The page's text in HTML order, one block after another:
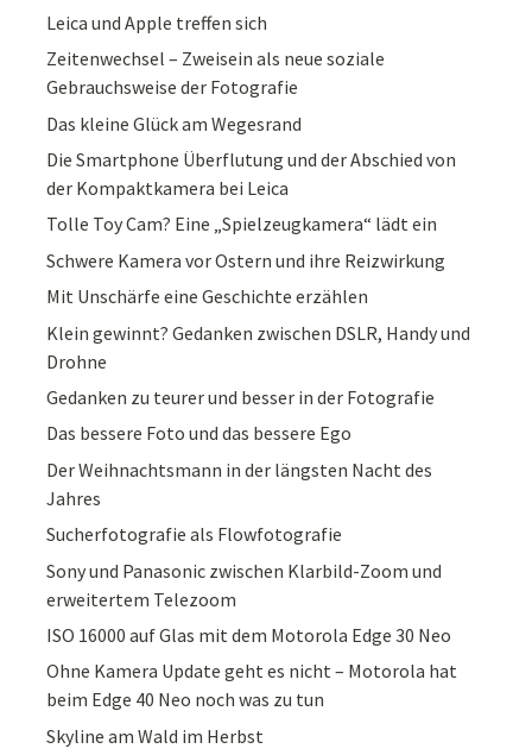
Leica und Apple treffen sich
Zeitenwechsel – Zweisein als neue soziale
Gebrauchsweise der Fotografie
Das kleine Glück am Wegesrand
Die Smartphone Überflutung und der Abschied von
der Kompaktkamera bei Leica
Tolle Toy Cam? Eine „Spielzeugkamera“ lädt ein
Schwere Kamera vor Ostern und ihre Reizwirkung
Mit Unschärfe eine Geschichte erzählen
Klein gewinnt? Gedanken zwischen DSLR, Handy und
Drohne
Gedanken zu teurer und besser in der Fotografie
Das bessere Foto und das bessere Ego
Der Weihnachtsmann in der längsten Nacht des
Jahres
Sucherfotografie als Flowfotografie
Sony und Panasonic zwischen Klarbild-Zoom und
erweitertem Telezoom
ISO 16000 auf Glas mit dem Motorola Edge 30 Neo
Ohne Kamera Update geht es nicht – Motorola hat
beim Edge 40 Neo noch was zu tun
Skyline am Wald im Herbst